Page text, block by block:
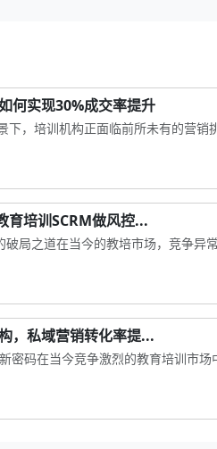
何实现30%成交率提升
下，培训机构正面临前所未有的营销
育培训SCRM做风控...
局之道在当今的教培市场，竞争异
，私域营销转化率提...
密码在当今竞争激烈的教育培训市场